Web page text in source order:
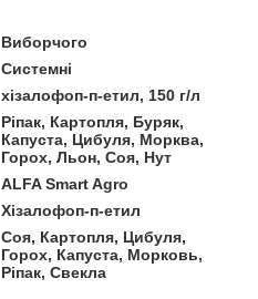
Виборчого
Системні
хізалофоп-п-етил, 150 г/л
Ріпак, Картопля, Буряк,
Капуста, Цибуля, Морква,
Горох, Льон, Соя, Нут
ALFA Smart Agro
Хізалофоп-п-етил
Соя, Картопля, Цибуля,
Горох, Капуста, Морковь,
Ріпак, Свекла